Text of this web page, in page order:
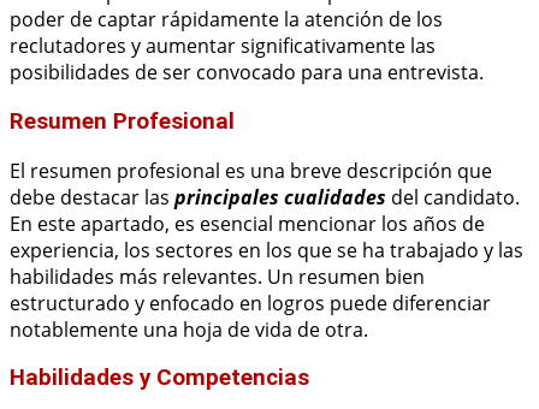
poder de captar rápidamente la atención de los
reclutadores y aumentar significativamente las
posibilidades de ser convocado para una entrevista.
Resumen Profesional
El resumen profesional es una breve descripción que
debe destacar las principales cualidades del candidato.
En este apartado, es esencial mencionar los años de
experiencia, los sectores en los que se ha trabajado y las
habilidades más relevantes. Un resumen bien
estructurado y enfocado en logros puede diferenciar
notablemente una hoja de vida de otra.
Habilidades y Competencias